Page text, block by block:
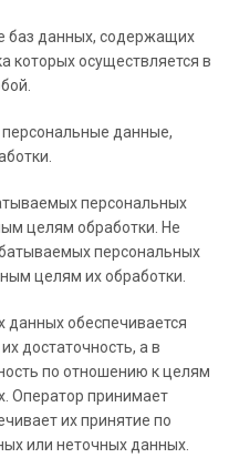
баз данных, содержащих
которых осуществляется в
данные,
персональных
целям обработки. Не
персональных
целям их обработки.
данных обеспечивается
достаточность, а в
по отношению к целям
Оператор принимает
их принятие по
или неточных данных.